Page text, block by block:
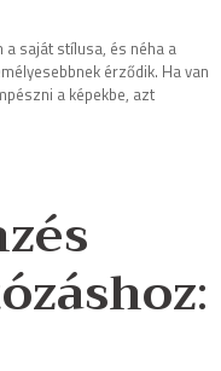
saját stílusa, és néha a
érződik. Ha van
a képekbe, azt
: